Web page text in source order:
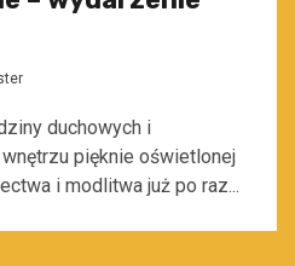
duchowych i
pięknie oświetlonej
i modlitwa już po raz...